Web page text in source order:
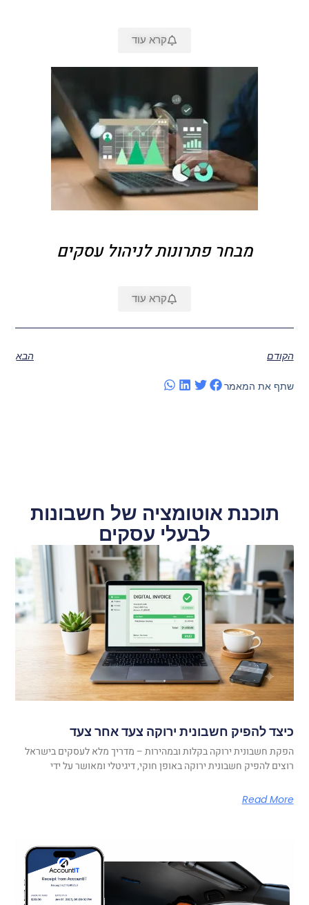
קרא עוד
מבחר פתרונות לניהול עסקים
קרא עוד
הקודם הבא
שתף את המאמר
תוכנת אוטומציה של חשבונות
לבעלי עסקים
כיצד להפיק חשבונית ירוקה צעד אחר צעד
הפקת חשבונית ירוקה בקלות ובמהירות – מדריך מלא לעסקים בישראל
רוצים להפיק חשבונית ירוקה באופן חוקי, דיגיטלי ומאושר על ידי
Read More